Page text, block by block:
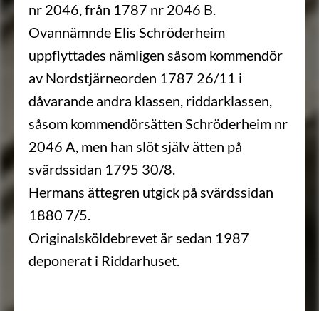
nr 2046, från 1787 nr 2046 B.
Ovannämnde Elis Schröderheim
uppflyttades nämligen såsom kommendör
av Nordstjärneorden 1787 26/11 i
dåvarande andra klassen, riddarklassen,
såsom kommendörsätten Schröderheim nr
2046 A, men han slöt själv ätten på
svärdssidan 1795 30/8.
Hermans ättegren utgick på svärdssidan
1880 7/5.
Originalsköldebrevet är sedan 1987
deponerat i Riddarhuset.